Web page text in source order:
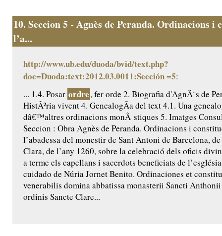
10. Seccion 5 - Agnès de Peranda. Ordinacions i
l’a...
http://www.ub.edu/duoda/bvid/text.php?
doc=Duoda:text:2012.03.0011:Sección =5:
... 1.4. Posar ordre, fer orde 2. Biografia d'AgnÃ¨s de
HistÃ²ria vivent 4. GenealogÃ­a del text 4.1. Una
dâ€™altres ordinacions monÃ stiques 5. Imatges
Seccion : Obra Agnès de Peranda. Ordinacions i
l’abadessa del monestir de Sant Antoni de Barcelona, de
Clara, de l’any 1260, sobre la celebració dels oficis
a terme els capellans i sacerdots beneficiats de
cuidado de Núria Jornet Benito. Ordinaciones et
venerabilis domina abbatissa monasterii Sancti
ordinis Sancte Clare...